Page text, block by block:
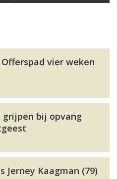
vier weken
bij opvang
Jerney Kaagman (79)